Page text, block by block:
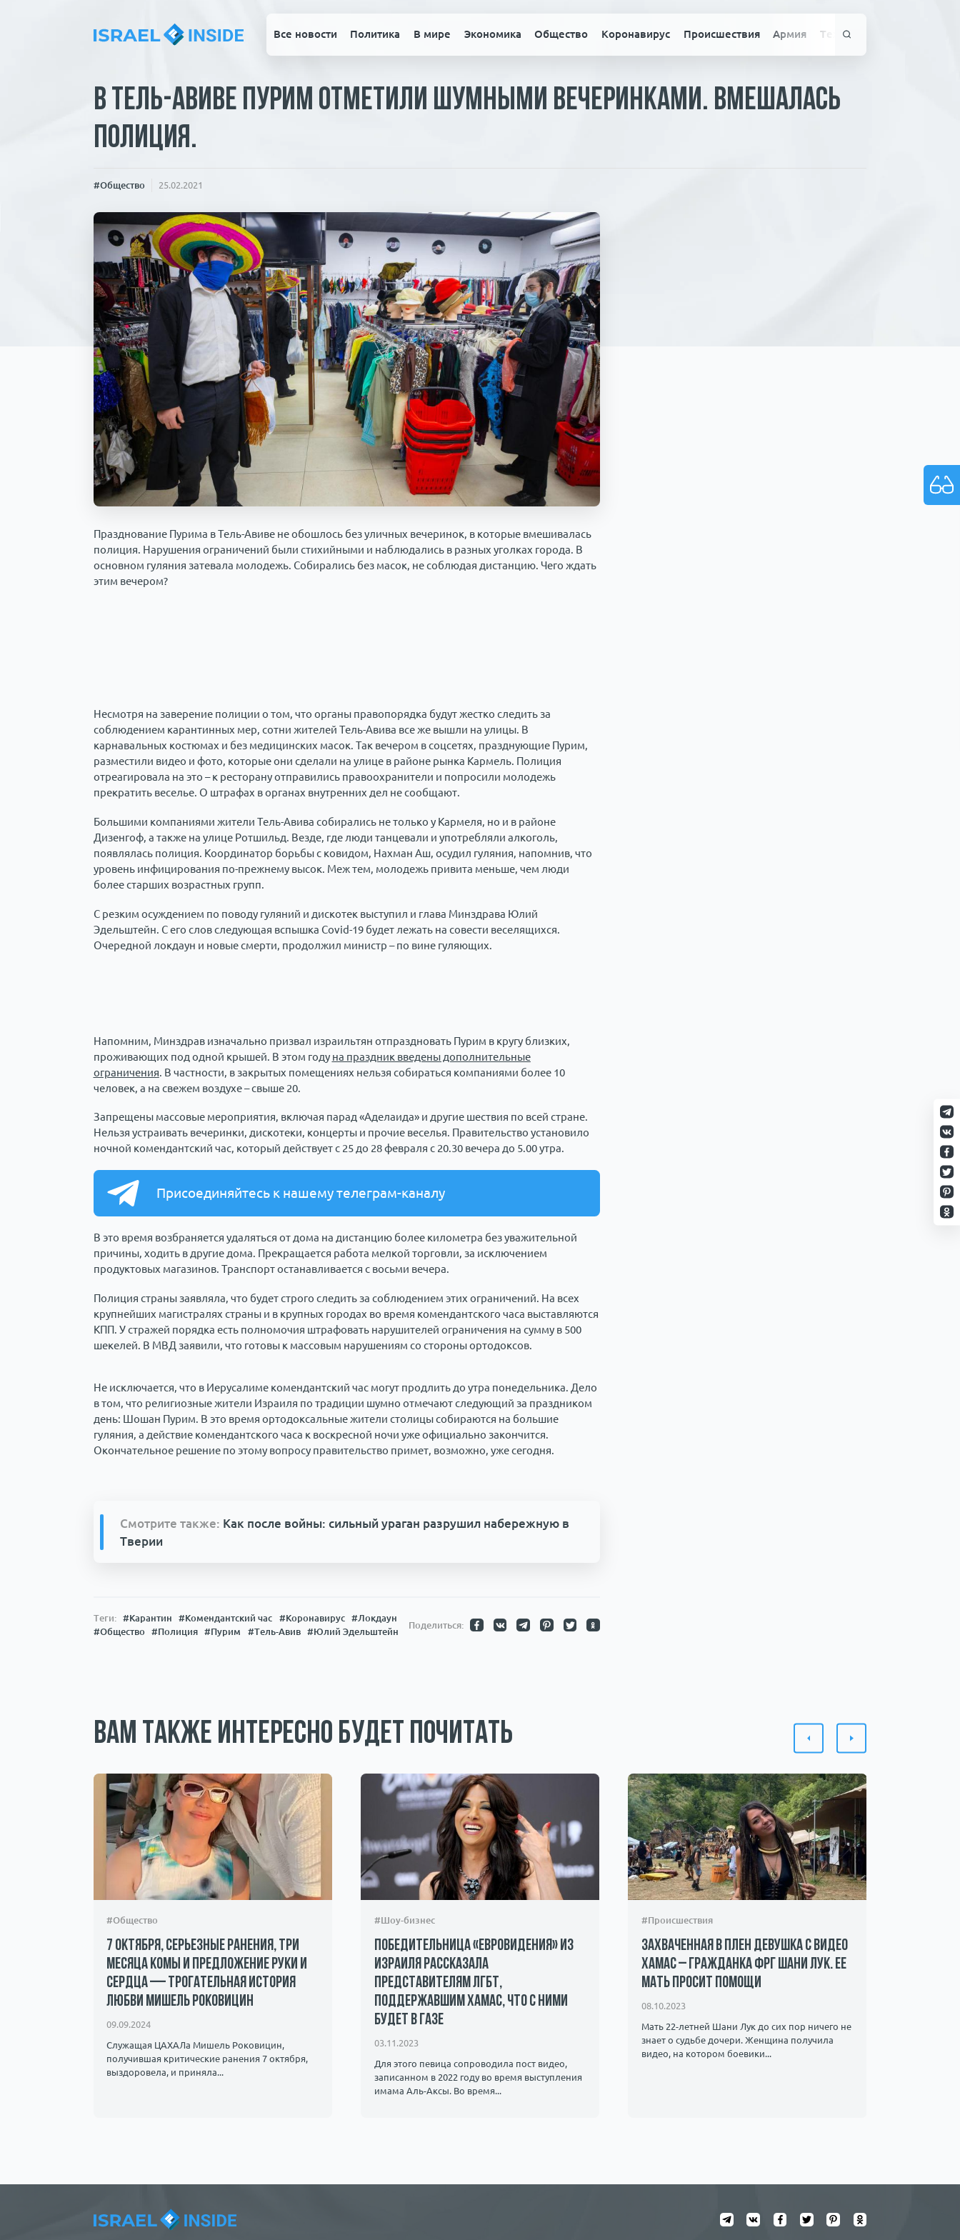
Все новости Политика В мире Экономика Общество Коронавирус Происшествия Армия Технологии
В Тель-Авиве Пурим отметили шумными вечеринками. Вмешалась
полиция.
#Общество 25.02.2021
Празднование Пурима в Тель-Авиве не обошлось без уличных вечеринок, в которые вмешивалась
полиция. Нарушения ограничений были стихийными и наблюдались в разных уголках города. В
основном гуляния затевала молодежь. Собирались без масок, не соблюдая дистанцию. Чего ждать
этим вечером?
Несмотря на заверение полиции о том, что органы правопорядка будут жестко следить за
соблюдением карантинных мер, сотни жителей Тель-Авива все же вышли на улицы. В
карнавальных костюмах и без медицинских масок. Так вечером в соцсетях, празднующие Пурим,
разместили видео и фото, которые они сделали на улице в районе рынка Кармель. Полиция
отреагировала на это – к ресторану отправились правоохранители и попросили молодежь
прекратить веселье. О штрафах в органах внутренних дел не сообщают.
Большими компаниями жители Тель-Авива собирались не только у Кармеля, но и в районе
Дизенгоф, а также на улице Ротшильд. Везде, где люди танцевали и употребляли алкоголь,
появлялась полиция. Координатор борьбы с ковидом, Нахман Аш, осудил гуляния, напомнив, что
уровень инфицирования по-прежнему высок. Меж тем, молодежь привита меньше, чем люди
более старших возрастных групп.
С резким осуждением по поводу гуляний и дискотек выступил и глава Минздрава Юлий
Эдельштейн. С его слов следующая вспышка Covid-19 будет лежать на совести веселящихся.
Очередной локдаун и новые смерти, продолжил министр – по вине гуляющих.
Напомним, Минздрав изначально призвал израильтян отпраздновать Пурим в кругу близких,
проживающих под одной крышей. В этом году на праздник введены дополнительные
ограничения. В частности, в закрытых помещениях нельзя собираться компаниями более 10
человек, а на свежем воздухе – свыше 20.
Запрещены массовые мероприятия, включая парад «Аделаида» и другие шествия по всей стране.
Нельзя устраивать вечеринки, дискотеки, концерты и прочие веселья. Правительство установило
ночной комендантский час, который действует с 25 до 28 февраля с 20.30 вечера до 5.00 утра.
Присоединяйтесь к нашему телеграм-каналу
В это время возбраняется удаляться от дома на дистанцию более километра без уважительной
причины, ходить в другие дома. Прекращается работа мелкой торговли, за исключением
продуктовых магазинов. Транспорт останавливается с восьми вечера.
Полиция страны заявляла, что будет строго следить за соблюдением этих ограничений. На всех
крупнейших магистралях страны и в крупных городах во время комендантского часа выставляются
КПП. У стражей порядка есть полномочия штрафовать нарушителей ограничения на сумму в 500
шекелей. В МВД заявили, что готовы к массовым нарушениям со стороны ортодоксов.
Не исключается, что в Иерусалиме комендантский час могут продлить до утра понедельника. Дело
в том, что религиозные жители Израиля по традиции шумно отмечают следующий за праздником
день: Шошан Пурим. В это время ортодоксальные жители столицы собираются на большие
гуляния, а действие комендантского часа к воскресной ночи уже официально закончится.
Окончательное решение по этому вопросу правительство примет, возможно, уже сегодня.
Смотрите также: Как после войны: сильный ураган разрушил набережную в
Тверии
Теги: #Карантин #Комендантский час #Коронавирус
#Локдаун
#Общество
#Полиция #Пурим #Тель-Авив #Юлий Эдельштейн
Поделиться:
Вам также интересно будет почитать
#Общество
7 октября, серьезные ранения, три
месяца комы и предложение руки и
сердца — трогательная история
любви Мишель Роковицин
09.09.2024
Служащая ЦАХАЛа Мишель Роковицин,
получившая критические ранения 7 октября,
выздоровела, и приняла...
#Шоу-бизнес
Победительница «Евровидения» из
Израиля рассказала
представителям ЛГБТ,
поддержавшим ХАМАС, что с ними
будет в Газе
03.11.2023
Для этого певица сопроводила пост видео,
записанном в 2022 году во время выступления
имама Аль-Аксы. Во время...
#Происшествия
Захваченная в плен девушка с видео
ХАМАС – гражданка ФРГ Шани Лук. Ее
мать просит помощи
08.10.2023
Мать 22-летней Шани Лук до сих пор ничего не
знает о судьбе дочери. Женщина получила
видео, на котором боевики...